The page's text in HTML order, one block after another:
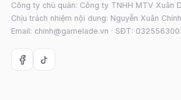
Công ty chủ quản: Công ty TNHH MTV Xuân
Chịu trách nhiệm nội dung: Nguyễn Xuân Chính
Email: chinh@gamelade.vn · SĐT: